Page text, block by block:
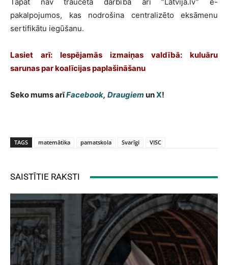
pakalpojumos, kas nodrošina centralizēto eksāmenu
sertifikātu iegūšanu.
Lasiet arī: Iespējamās izmaiņas valdībā: kuluāru
sarunas par koalīcijas paplašināšanu
Seko mums arīFacebook, Draugiem unX!
TAGS matemātika pamatskola Svarīgi VISC
SAISTĪTIE RAKSTI